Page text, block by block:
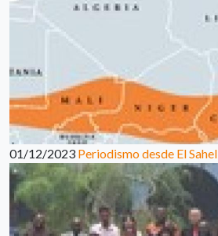
01/12/2023 Periodismo desde El Sahel